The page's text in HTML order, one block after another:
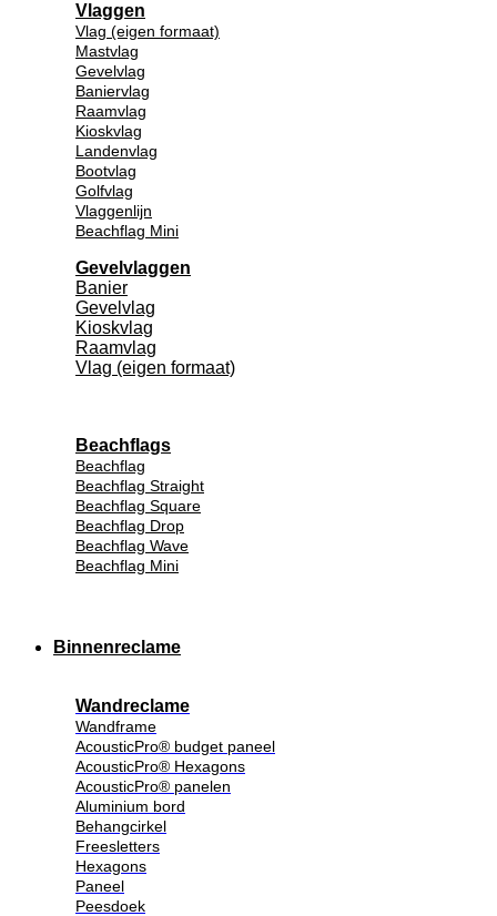
Vlaggen
Vlag (eigen formaat)
Mastvlag
Gevelvlag
Baniervlag
Raamvlag
Kioskvlag
Landenvlag
Bootvlag
Golfvlag
Vlaggenlijn
Beachflag Mini
Gevelvlaggen
Banier
Gevelvlag
Kioskvlag
Raamvlag
Vlag (eigen formaat)
Beachflags
Beachflag
Beachflag Straight
Beachflag Square
Beachflag Drop
Beachflag Wave
Beachflag Mini
Binnenreclame
Wandreclame
Wandframe
AcousticPro® budget paneel
AcousticPro® Hexagons
AcousticPro® panelen
Aluminium bord
Behangcirkel
Freesletters
Hexagons
Paneel
Peesdoek